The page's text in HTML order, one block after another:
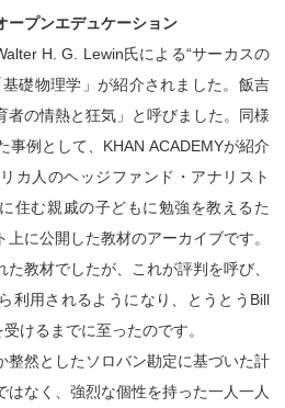
ープンエデュケーション
H. G. Lewin氏による“サーカスの
礎物理学」が紹介されました。飯吉
者の情熱と狂気」と呼びました。同様
事例として、KHAN ACADEMYが紹介
カ人のヘッジファンド・アナリスト
住む親戚の子どもに勉強を教えるた
に公開した教材のアーカイブです。
教材でしたが、これが評判を呼び、
利用されるようになり、とうとうBill
けるまでに至ったのです。
整然としたソロバン勘定に基づいた計
なく、強烈な個性を持った一人一人